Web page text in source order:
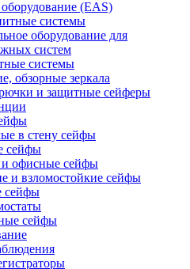
(EAS)
системы
оборудование для
систем
системы
обзорные зеркала
и защитные сейферы
в стену сейфы
сейфы
офисные сейфы
и взломостойкие сейфы
сейфы
сейфы